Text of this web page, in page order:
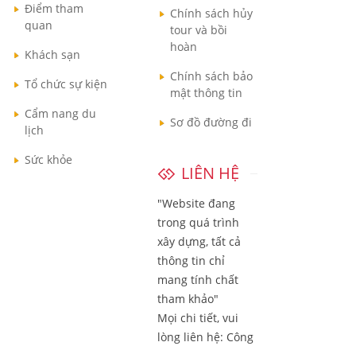
Điểm tham
quan
Khách sạn
Tổ chức sự kiện
Cẩm nang du
lịch
Sức khỏe
Chính sách hủy
tour và bồi
hoàn
Chính sách bảo
mật thông tin
Sơ đồ đường đi
LIÊN HỆ
"Website đang
trong quá trình
xây dựng, tất cả
thông tin chỉ
mang tính chất
tham khảo"
Mọi chi tiết, vui
lòng liên hệ: Công